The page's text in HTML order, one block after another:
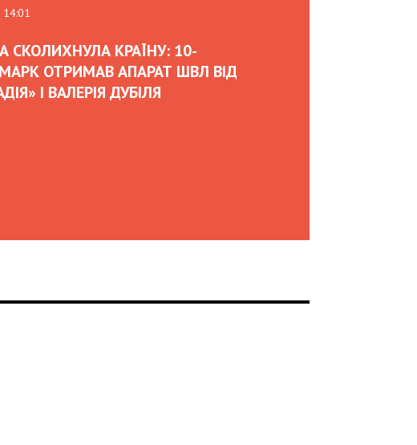
02.02.2026
OLEKSII ABASOV: HOW UKRAINIAN BUSINESSES
CAN ATTRACT INTERNATIONAL INVESTMENTS
AND HEDGE RISKS DURING WAR